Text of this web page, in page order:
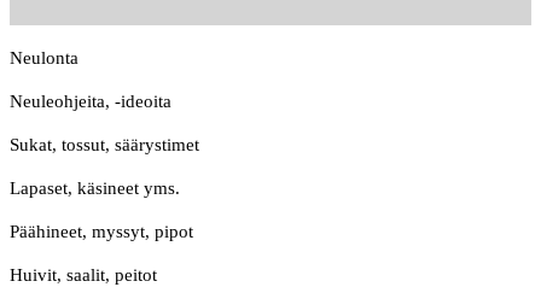
Neulonta
Neuleohjeita, -ideoita
Sukat, tossut, säärystimet
Lapaset, käsineet yms.
Päähineet, myssyt, pipot
Huivit, saalit, peitot